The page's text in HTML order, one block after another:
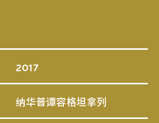
2017
纳华普谭容格坦拿列